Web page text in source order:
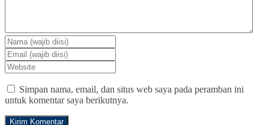
Simpan nama, email, dan situs web saya pada peramban ini
untuk komentar saya berikutnya.